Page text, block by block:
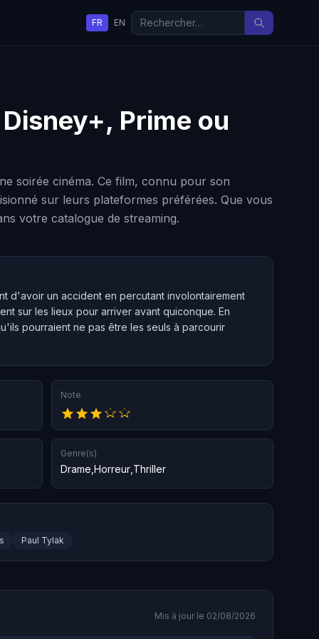
FR EN
Prime ou
soirée cinéma. Ce film, connu pour son
sur leurs plateformes préférées. Que vous
votre catalogue de streaming.
d'avoir un accident en percutant involontairement
sur les lieux pour arriver avant quiconque. En
pourraient ne pas être les seuls à parcourir
Note
Genre(s)
Drame Horreur Thriller
Paul Tylak
Mis à jour le 02/08/2026